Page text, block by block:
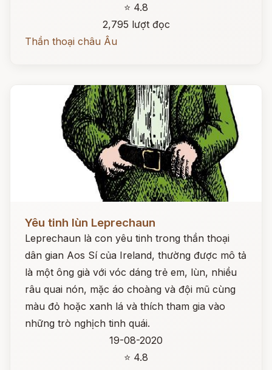
⭐ 4.8
2,795 lượt đọc
Thần thoại châu Âu
Yêu tinh lùn Leprechaun
Leprechaun là con yêu tinh trong thần thoại
dân gian Aos Sí của Ireland, thường được mô tả
là một ông già với vóc dáng trẻ em, lùn, nhiều
râu quai nón, mặc áo choàng và đội mũ cùng
màu đỏ hoặc xanh lá và thích tham gia vào
những trò nghịch tinh quái.
19-08-2020
⭐ 4.8